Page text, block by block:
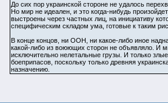
До сих пор украинской стороне не удалось
Но мир не идеален, и это когда-нибудь
выстроены через частных лиц, на инициативу
специфическим складом ума, готовые к таким
В конце концов, ни ООН, ни какое-либо иное
какой-либо из воюющих сторон не объявляло. И
исключительно нелетальные грузы. И только
боеприпасов, поскольку только древняя
назначению.